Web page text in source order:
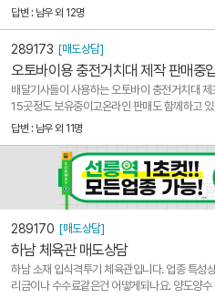
답변 : 남우 외 12명
289173 [매도상담]
오토바이용 충전거치대 제작 판매중
배달기사들이 사용하는 오토바이 충전거치대
15곳정도 보유중이고온라인 판매도 함께하고
하는게 좋을것 같구요현재 가게는 다른 용도로
1억 가까이 ..
답변 : 남우 외 11명
289170 [매도상담]
하남 체육관 매도상담
하남 소재 입식격투기 체육관입니다. 업종 특성상 소문나지 않게 비공개로 진행 원합니다. 권
리금이나 수수료같은건 어떻게되나요. 양도양수